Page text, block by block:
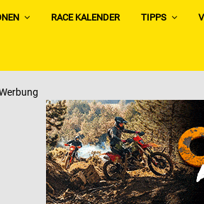
RACE KALENDER TIPPS